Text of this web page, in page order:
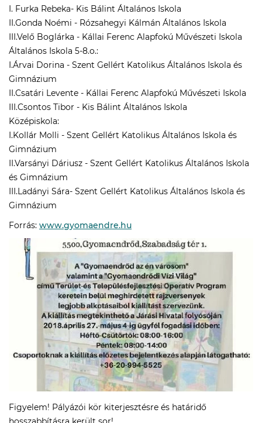
I. Furka Rebeka- Kis Bálint Általános Iskola
II.Gonda Noémi - Rózsahegyi Kálmán Általános Iskola
III.Velő Boglárka - Kállai Ferenc Alapfokú Művészeti Iskola
Általános Iskola 5-8.o.:
I.Árvai Dorina - Szent Gellért Katolikus Általános Iskola és
Gimnázium
II.Csatári Levente - Kállai Ferenc Alapfokú Művészeti Iskola
III.Csontos Tibor - Kis Bálint Általános Iskola
Középiskola:
I.Kollár Molli - Szent Gellért Katolikus Általános Iskola és
Gimnázium
II.Varsányi Dáriusz - Szent Gellért Katolikus Általános Iskola
és Gimnázium
III.Ladányi Sára- Szent Gellért Katolikus Általános Iskola és
Gimnázium
Forrás: www.gyomaendre.hu
Figyelem! Pályázói kör kiterjesztésre és határidő